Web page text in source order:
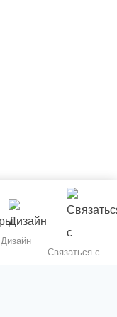
Дизайн
Связаться с